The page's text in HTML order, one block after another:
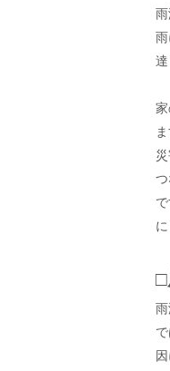
ま
□